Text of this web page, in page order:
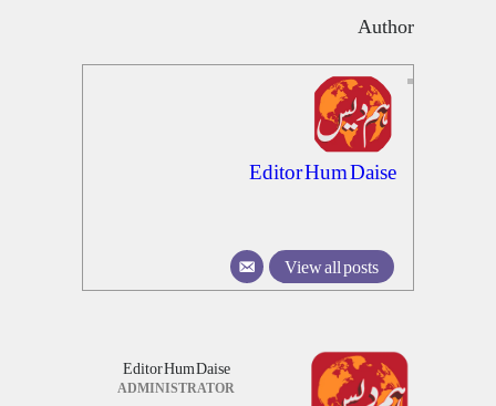
Author
Editor Hum Daise
View all posts
Editor Hum Daise
ADMINISTRATOR